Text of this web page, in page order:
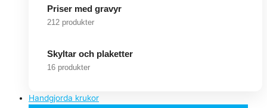
Priser med gravyr
212 produkter
Skyltar och plaketter
16 produkter
Handgjorda krukor